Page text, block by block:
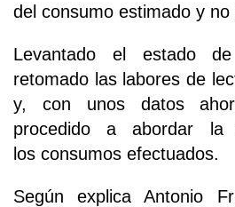
del consumo estimado y no
Levantado el estado
retomado las labores de
y, con unos datos
procedido a abordar la
los consumos efectuados.
Según explica Antonio